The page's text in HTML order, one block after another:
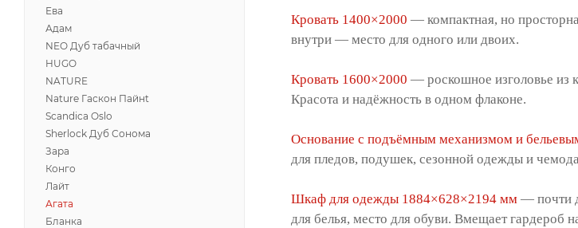
Кровать 1400×2000 — компактная, но
внутри — место для одного или двоих.
Кровать 1600×2000 — роскошное изголовье из
Красота и надёжность в одном флаконе.
Основание с подъёмным механизмом и
для пледов, подушек, сезонной одежды и
Шкаф для одежды 1884×628×2194 мм — почти
для белья, место для обуви. Вмещает гардероб
Ева
Адам
NEO Дуб табачный
HUGO
NATURE
Nature Гаскон Пайнt
Scandica Oslo
Sherlock Дуб Сонома
Зара
Конго
Лайт
Агата
Бланка